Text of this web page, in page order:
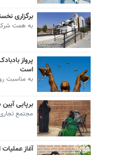
برگزاری
به همت
پرواز
است
به مناسبت
برپایی
مجتمع
آغاز عملیات ایمن‌سازی